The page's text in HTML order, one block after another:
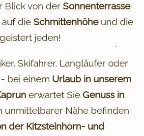
Blick von der Sonnenterrasse
auf die Schmittenhöheund die
jeden!
Skifahrer, Langläufer oder
bei einem Urlaub in unserem
erwartet Sie Genuss in
unmittelbarer Nähe befinden
der Kitzsteinhorn- und